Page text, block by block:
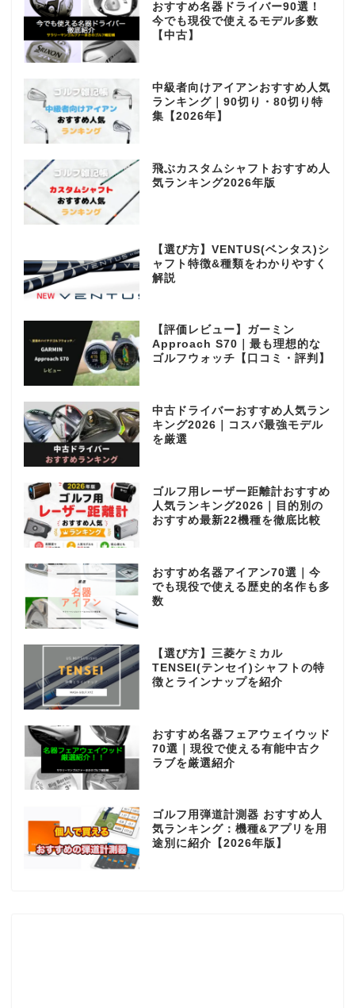
おすすめ名器ドライバー90選！
今でも現役で使えるモデル多数
【中古】
中級者向けアイアンおすすめ人気
ランキング｜90切り・80切り特
集【2026年】
飛ぶカスタムシャフトおすすめ人
気ランキング2026年版
【選び方】VENTUS(ベンタス)シ
ャフト特徴&種類をわかりやすく
解説
【評価レビュー】ガーミン
Approach S70｜最も理想的な
ゴルフウォッチ【口コミ・評判】
中古ドライバーおすすめ人気ラン
キング2026｜コスパ最強モデル
を厳選
ゴルフ用レーザー距離計おすすめ
人気ランキング2026｜目的別の
おすすめ最新22機種を徹底比較
おすすめ名器アイアン70選｜今
でも現役で使える歴史的名作も多
数
【選び方】三菱ケミカル
TENSEI(テンセイ)シャフトの特
徴とラインナップを紹介
おすすめ名器フェアウェイウッド
70選｜現役で使える有能中古ク
ラブを厳選紹介
ゴルフ用弾道計測器 おすすめ人
気ランキング：機種&アプリを用
途別に紹介【2026年版】